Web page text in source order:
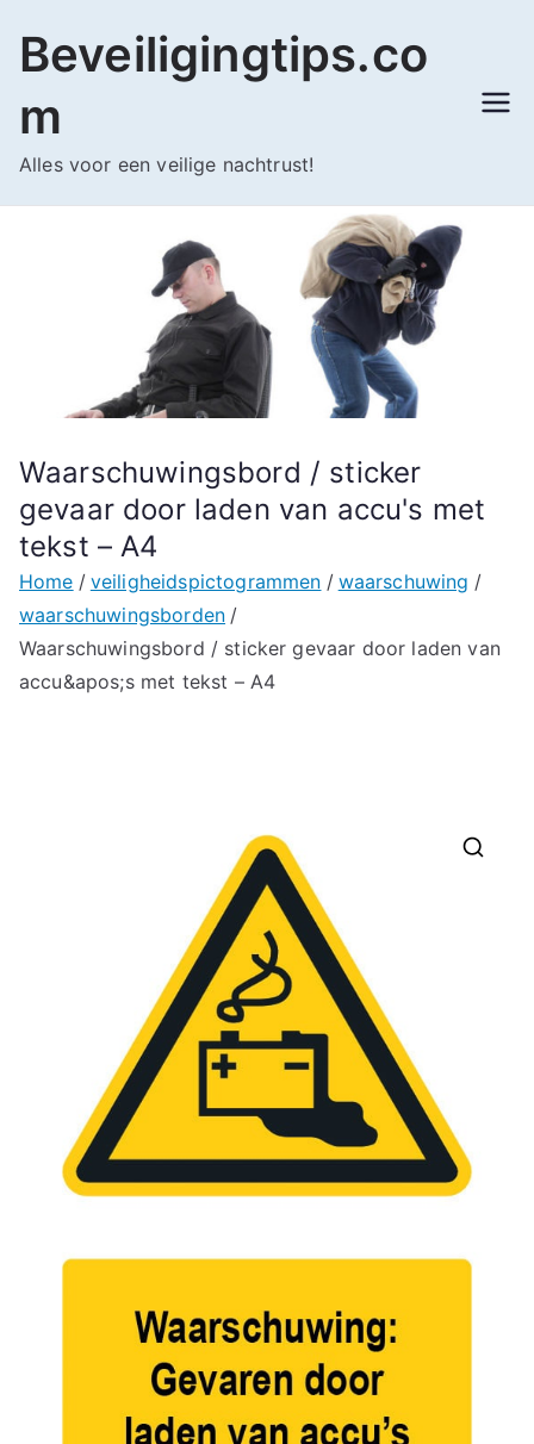
naar
inhoud
Beveiligingtips.co
m
Alles voor een veilige nachtrust!
Waarschuwingsbord / sticker
gevaar door laden van accu's met
tekst – A4
Home veiligheidspictogrammen
waarschuwing
waarschuwingsborden
Waarschuwingsbord / sticker gevaar door laden van
accu&apos;s met tekst – A4